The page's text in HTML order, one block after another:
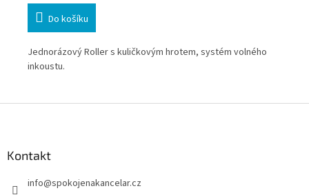
Do košíku
Jednorázový Roller s kuličkovým hrotem, systém volného
inkoustu.
Kontakt
info@spokojenakancelar.cz